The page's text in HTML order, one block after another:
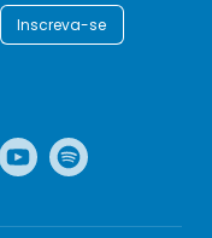
Inscreva-se